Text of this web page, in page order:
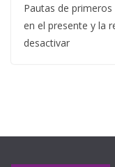
Pautas de
en el presente y la
desactivar